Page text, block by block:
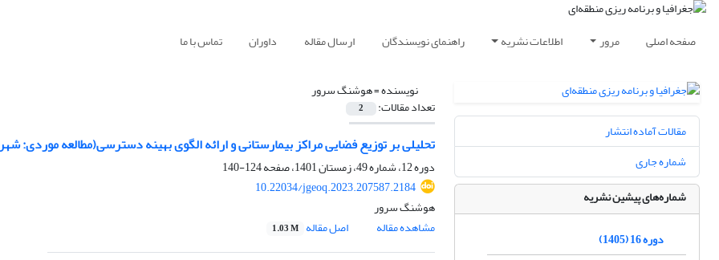
صفحه اصلی مرور اطلاعات نشریه راهنمای نویسندگان ارسال مقاله داوران تماس با ما
نویسنده =هوشنگ سرور
تعداد مقالات: 2
تحلیلی بر توزیع فضایی مراکز بیمارستانی و ارائه الگوی بهینه دسترسی(مطالعه موردی:
دوره 12، شماره 49، زمستان 1401، صفحه
124-140
10.22034/jgeoq.2023.207587.2184
هوشنگ سرور
مشاهده مقاله
اصل مقاله 1.03 M
مقالات آماده انتشار
شماره جاری
شماره‌های پیشین نشریه
دوره 16 (1405)